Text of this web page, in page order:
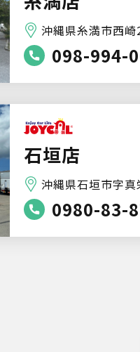
沖縄県糸満市西
098-994-
石垣店
沖縄県石垣市字
0980-83-